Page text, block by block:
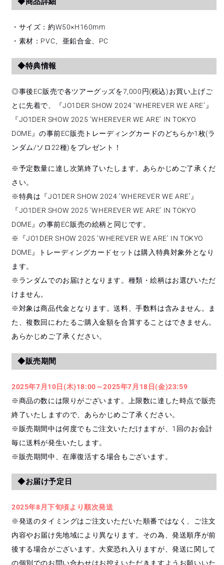
・サイズ：約W50×H160mm
・素材：PVC、亜鉛合金、PC
◆特典情報
◎事後EC販売で各ツアーグッズを7,000円(税込)お買い上げご
とに先着で、『JO1DER SHOW 2024 ‘WHEREVER WE ARE’』
『JO1DER SHOW 2025 ‘WHEREVER WE ARE’ IN TOKYO
DOME』の事前EC販売トレーディングカードのどちらか1枚(ラ
ンダム/ソロ22種)をプレゼント！
※予定数量に達し次第終了いたします。あらかじめご了承くだ
さい。
※特典は『JO1DER SHOW 2024 ‘WHEREVER WE ARE’』
『JO1DER SHOW 2025 ‘WHEREVER WE ARE’ IN TOKYO
DOME』の事前EC販売の絵柄と同じです。
※『JO1DER SHOW 2025 ‘WHEREVER WE ARE’ IN TOKYO
DOME』トレーディングカードセットは購入特典対象外となり
ます。
※ランダムでのお届けとなります。種類・絵柄はお選びいただ
けません。
※対象は商品代金となります。送料、手数料は含みません。ま
た、複数回にわたるご購入金額を合算することはできません。
あらかじめご了承ください。
◆販売期間
2025年7月10日(木)18:00～2025年7月18日(金)23:59
※商品の数には限りがございます。上限数に達した時点で販売
終了いたしますので、あらかじめご了承ください。
※販売期間中は何度でもご注文いただけますが、1回のお会計
毎に送料が発生いたします。
※販売期間中、在庫復活する場合もございます。
◆お届け予定日
2025年8月下旬頃より順次発送
※発送のタイミングはご注文いただいた順番ではなく、ご注文
内容やお届け先地域により異なります。その為、発送順序が前
後する場合がございます。大変恐れ入りますが、発送に関して
の個別でのお問い合わせはお控えいただきますようお願いいた